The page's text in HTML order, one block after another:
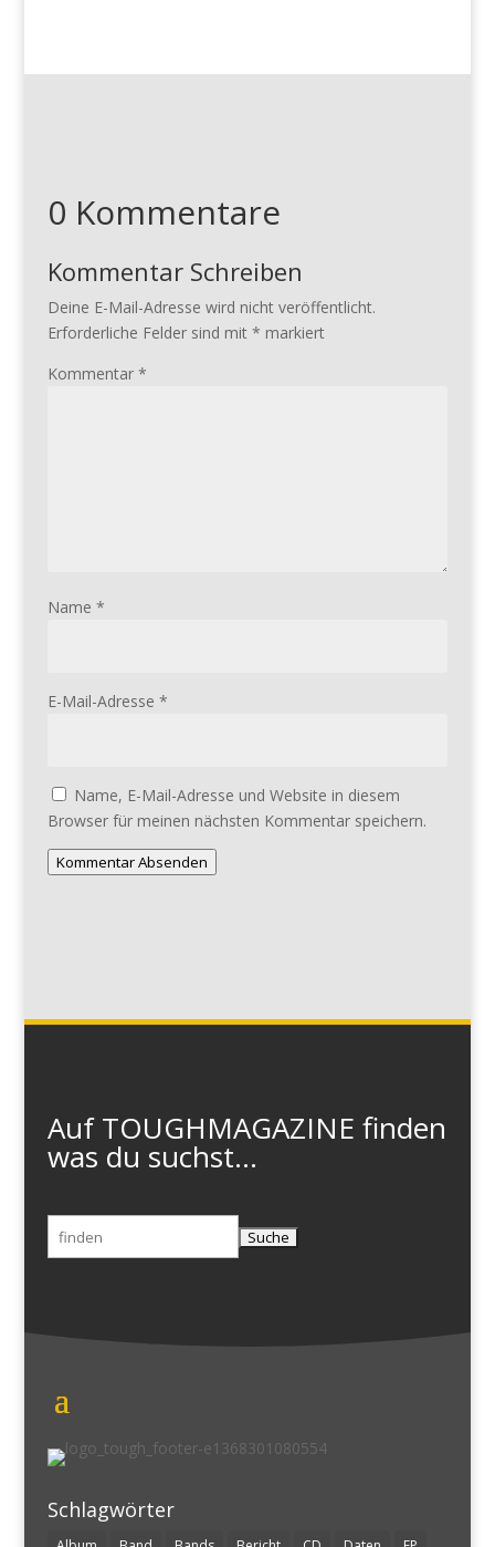
0 Kommentare
Kommentar Schreiben
Deine E-Mail-Adresse wird nicht veröffentlicht.
Erforderliche Felder sind mit * markiert
Kommentar *
Name *
E-Mail-Adresse *
Name, E-Mail-Adresse und Website in diesem
Browser für meinen nächsten Kommentar speichern.
Kommentar Absenden
Auf TOUGHMAGAZINE finden
was du suchst...
Suchen
nach:
Schlagwörter